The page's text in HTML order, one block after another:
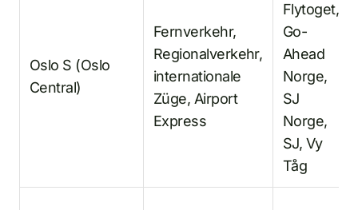
Oslo S (Oslo
Central)
Fernverkehr,
Regionalverkehr,
internationale
Züge, Airport
Express
Flytoget,
Go-
Ahead
Norge,
SJ
Norge,
SJ, Vy
Tåg